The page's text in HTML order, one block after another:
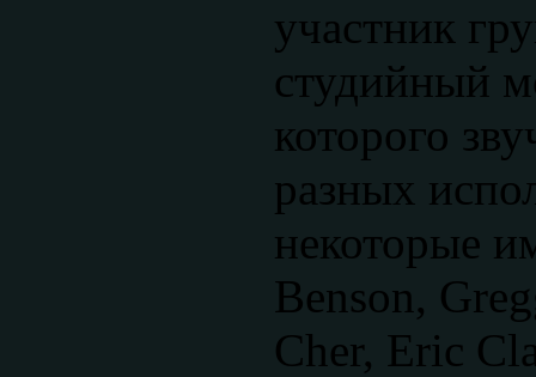
участник
студийный
которого
разных
некоторые
Benson,
Cher, Eric